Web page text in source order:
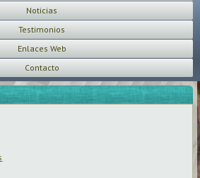
Noticias
Testimonios
Enlaces Web
Contacto